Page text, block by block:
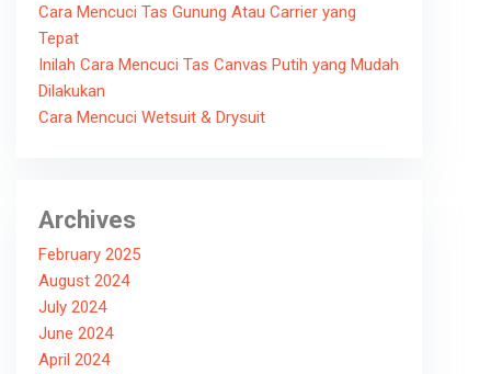
Cara Mencuci Tas Gunung Atau Carrier yang
Tepat
Inilah Cara Mencuci Tas Canvas Putih yang Mudah
Dilakukan
Cara Mencuci Wetsuit & Drysuit
Archives
February 2025
August 2024
July 2024
June 2024
April 2024